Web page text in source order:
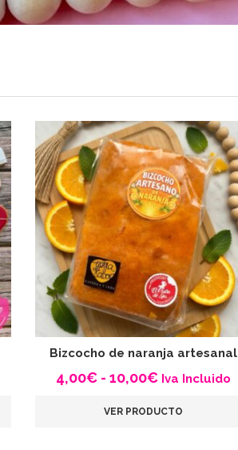
Bizcocho de naranja artesanal
4,00€ - 10,00€Rango
precios:
Iva Incluido
VER PRODUCTO